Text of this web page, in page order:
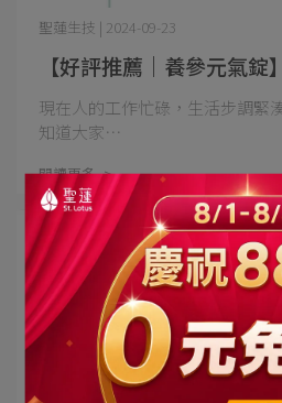
【好評推薦｜養參元氣錠
聖蓮生技 | 2024-09-23
現在人的工作忙碌，生活步調緊
知道大家⋯
閱讀更多 ->